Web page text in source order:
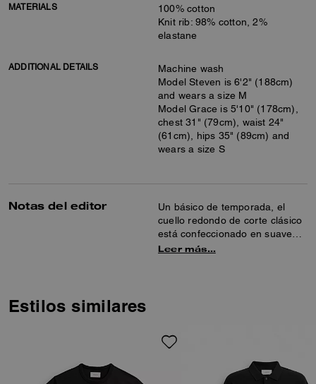
MATERIALS
100% cotton
Knit rib: 98% cotton, 2%
elastane
ADDITIONAL DETAILS
Machine wash
Model Steven is 6'2" (188cm)
and wears a size M
Model Grace is 5'10" (178cm),
chest 31" (79cm), waist 24"
(61cm), hips 35" (89cm) and
wears a size S
Notas del editor
Un básico de temporada, el
cuello redondo de corte clásico
está confeccionado en suave
algodón. El estilo deportivo se
Leer más…
Estilos similares